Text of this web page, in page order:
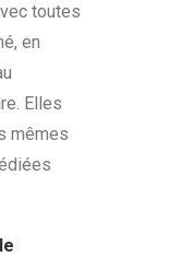
toutes
en
Elles
mêmes